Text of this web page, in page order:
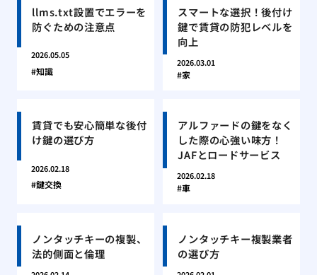
llms.txt設置でエラーを
防ぐための注意点
2026.05.05
知識
スマートな選択！後付け
鍵で賃貸の防犯レベルを
向上
2026.03.01
家
賃貸でも安心簡単な後付
け鍵の選び方
2026.02.18
鍵交換
アルファードの鍵をなく
した際の心強い味方！
JAFとロードサービス
2026.02.18
車
ノンタッチキーの複製、
法的側面と倫理
ノンタッチキー複製業者
の選び方